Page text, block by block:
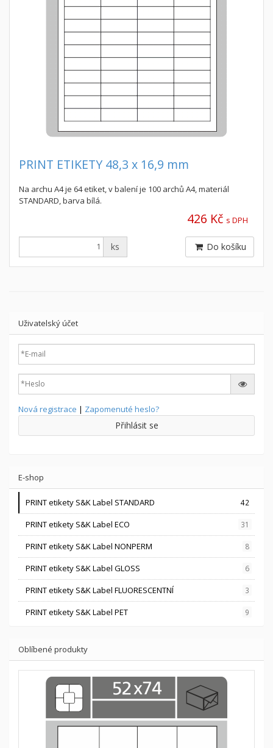
PRINT ETIKETY 48,3 x 16,9 mm
Na archu A4 je 64 etiket, v balení je 100 archů A4, materiál
STANDARD, barva bílá.
426 Kč s DPH
ks Do košíku
Uživatelský účet
Nová registrace | Zapomenuté heslo?
Přihlásit se
E-shop
PRINT etikety S&K Label STANDARD 42
PRINT etikety S&K Label ECO 31
PRINT etikety S&K Label NONPERM 8
PRINT etikety S&K Label GLOSS 6
PRINT etikety S&K Label FLUORESCENTNÍ 3
PRINT etikety S&K Label PET 9
Oblíbené produkty